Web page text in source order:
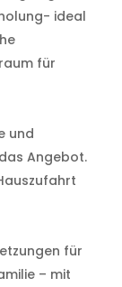
ideal
für
und
Angebot.
für
– mit